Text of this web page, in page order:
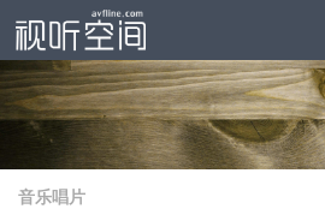
跳至内容
音乐唱片